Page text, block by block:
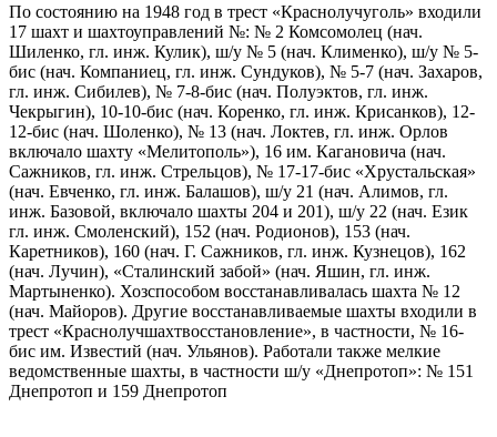
По состоянию на 1948 год в трест «Краснолучуголь» входили
17 шахт и шахтоуправлений №: № 2 Комсомолец (нач.
Шиленко, гл. инж. Кулик), ш/у № 5 (нач. Клименко), ш/у № 5-
бис (нач. Компаниец, гл. инж. Сундуков), № 5-7 (нач. Захаров,
гл. инж. Сибилев), № 7-8-бис (нач. Полуэктов, гл. инж.
Чекрыгин), 10-10-бис (нач. Коренко, гл. инж. Крисанков), 12-
12-бис (нач. Шоленко), № 13 (нач. Локтев, гл. инж. Орлов
включало шахту «Мелитополь»), 16 им. Кагановича (нач.
Сажников, гл. инж. Стрельцов), № 17-17-бис «Хрустальская»
(нач. Евченко, гл. инж. Балашов), ш/у 21 (нач. Алимов, гл.
инж. Базовой, включало шахты 204 и 201), ш/у 22 (нач. Език
гл. инж. Смоленский), 152 (нач. Родионов), 153 (нач.
Каретников), 160 (нач. Г. Сажников, гл. инж. Кузнецов), 162
(нач. Лучин), «Сталинский забой» (нач. Яшин, гл. инж.
Мартыненко). Хозспособом восстанавливалась шахта № 12
(нач. Майоров). Другие восстанавливаемые шахты входили в
трест «Краснолучшахтвосстановление», в частности, № 16-
бис им. Известий (нач. Ульянов). Работали также мелкие
ведомственные шахты, в частности ш/у «Днепротоп»: № 151
Днепротоп и 159 Днепротоп